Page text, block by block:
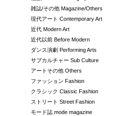
雑誌/その他 Magazine/Others
現代アート Contemporary Art
近代 Modern Art
近代以前 Before Modern
ダンス演劇 Performing Arts
サブカルチャー Sub Culture
アートその他 Others
ファッション Fashion
クラシック Classic Fashion
ストリート Street Fashion
モード誌 mode magazine